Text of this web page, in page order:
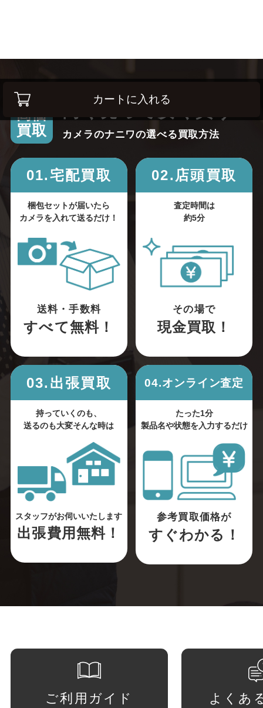
カートに入れる
高価
買取
高く売って安く買う！
カメラのナニワの選べる買取方法
01.宅配買取
梱包セットが届いたら
カメラを入れて送るだけ！
送料・手数料
すべて無料！
02.店頭買取
査定時間は
約5分
その場で
現金買取！
03.出張買取
持っていくのも、
送るのも大変そんな時は
スタッフがお伺いいたします
出張費用無料！
04.オンライン査定
たった1分
製品名や状態を入力するだけ
参考買取価格が
すぐわかる！
ご利用ガイド よくあ